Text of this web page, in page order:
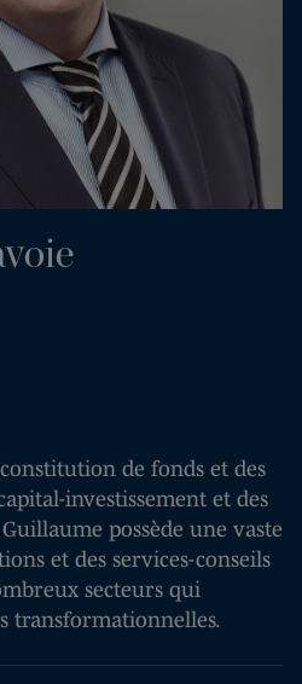
de fonds et des
investissement et des
possède une vaste
et des services-conseils
secteurs qui
transformationnelles.